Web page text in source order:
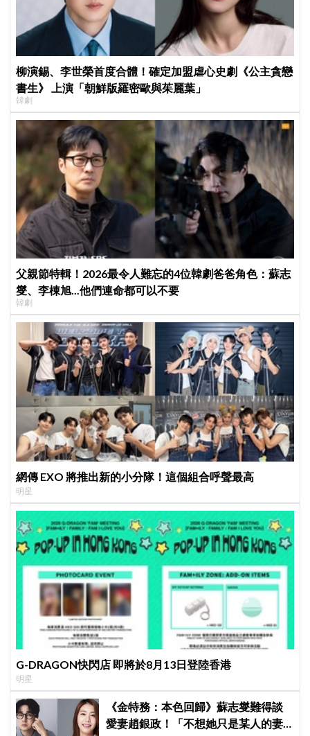
柳演錫、李世榮首度合體！確定加盟虐心史劇《公主貪戀
書生》 上演「朝鮮版羅密歐與茱麗葉」
韓劇
父親節特輯！2026最令人難忘的4位韓劇爸爸角色：蘇志
燮、李棟旭...他們連命都可以不要
韓劇
網傳 EXO 將推出新的小分隊！這個組合呼聲最高
明星
G-DRAGON快閃店 即將於8月13日登陸香港
明星
《金特務：本色回歸》蘇志燮難得談
愛妻趙銀政！「不想她只是某人的妻